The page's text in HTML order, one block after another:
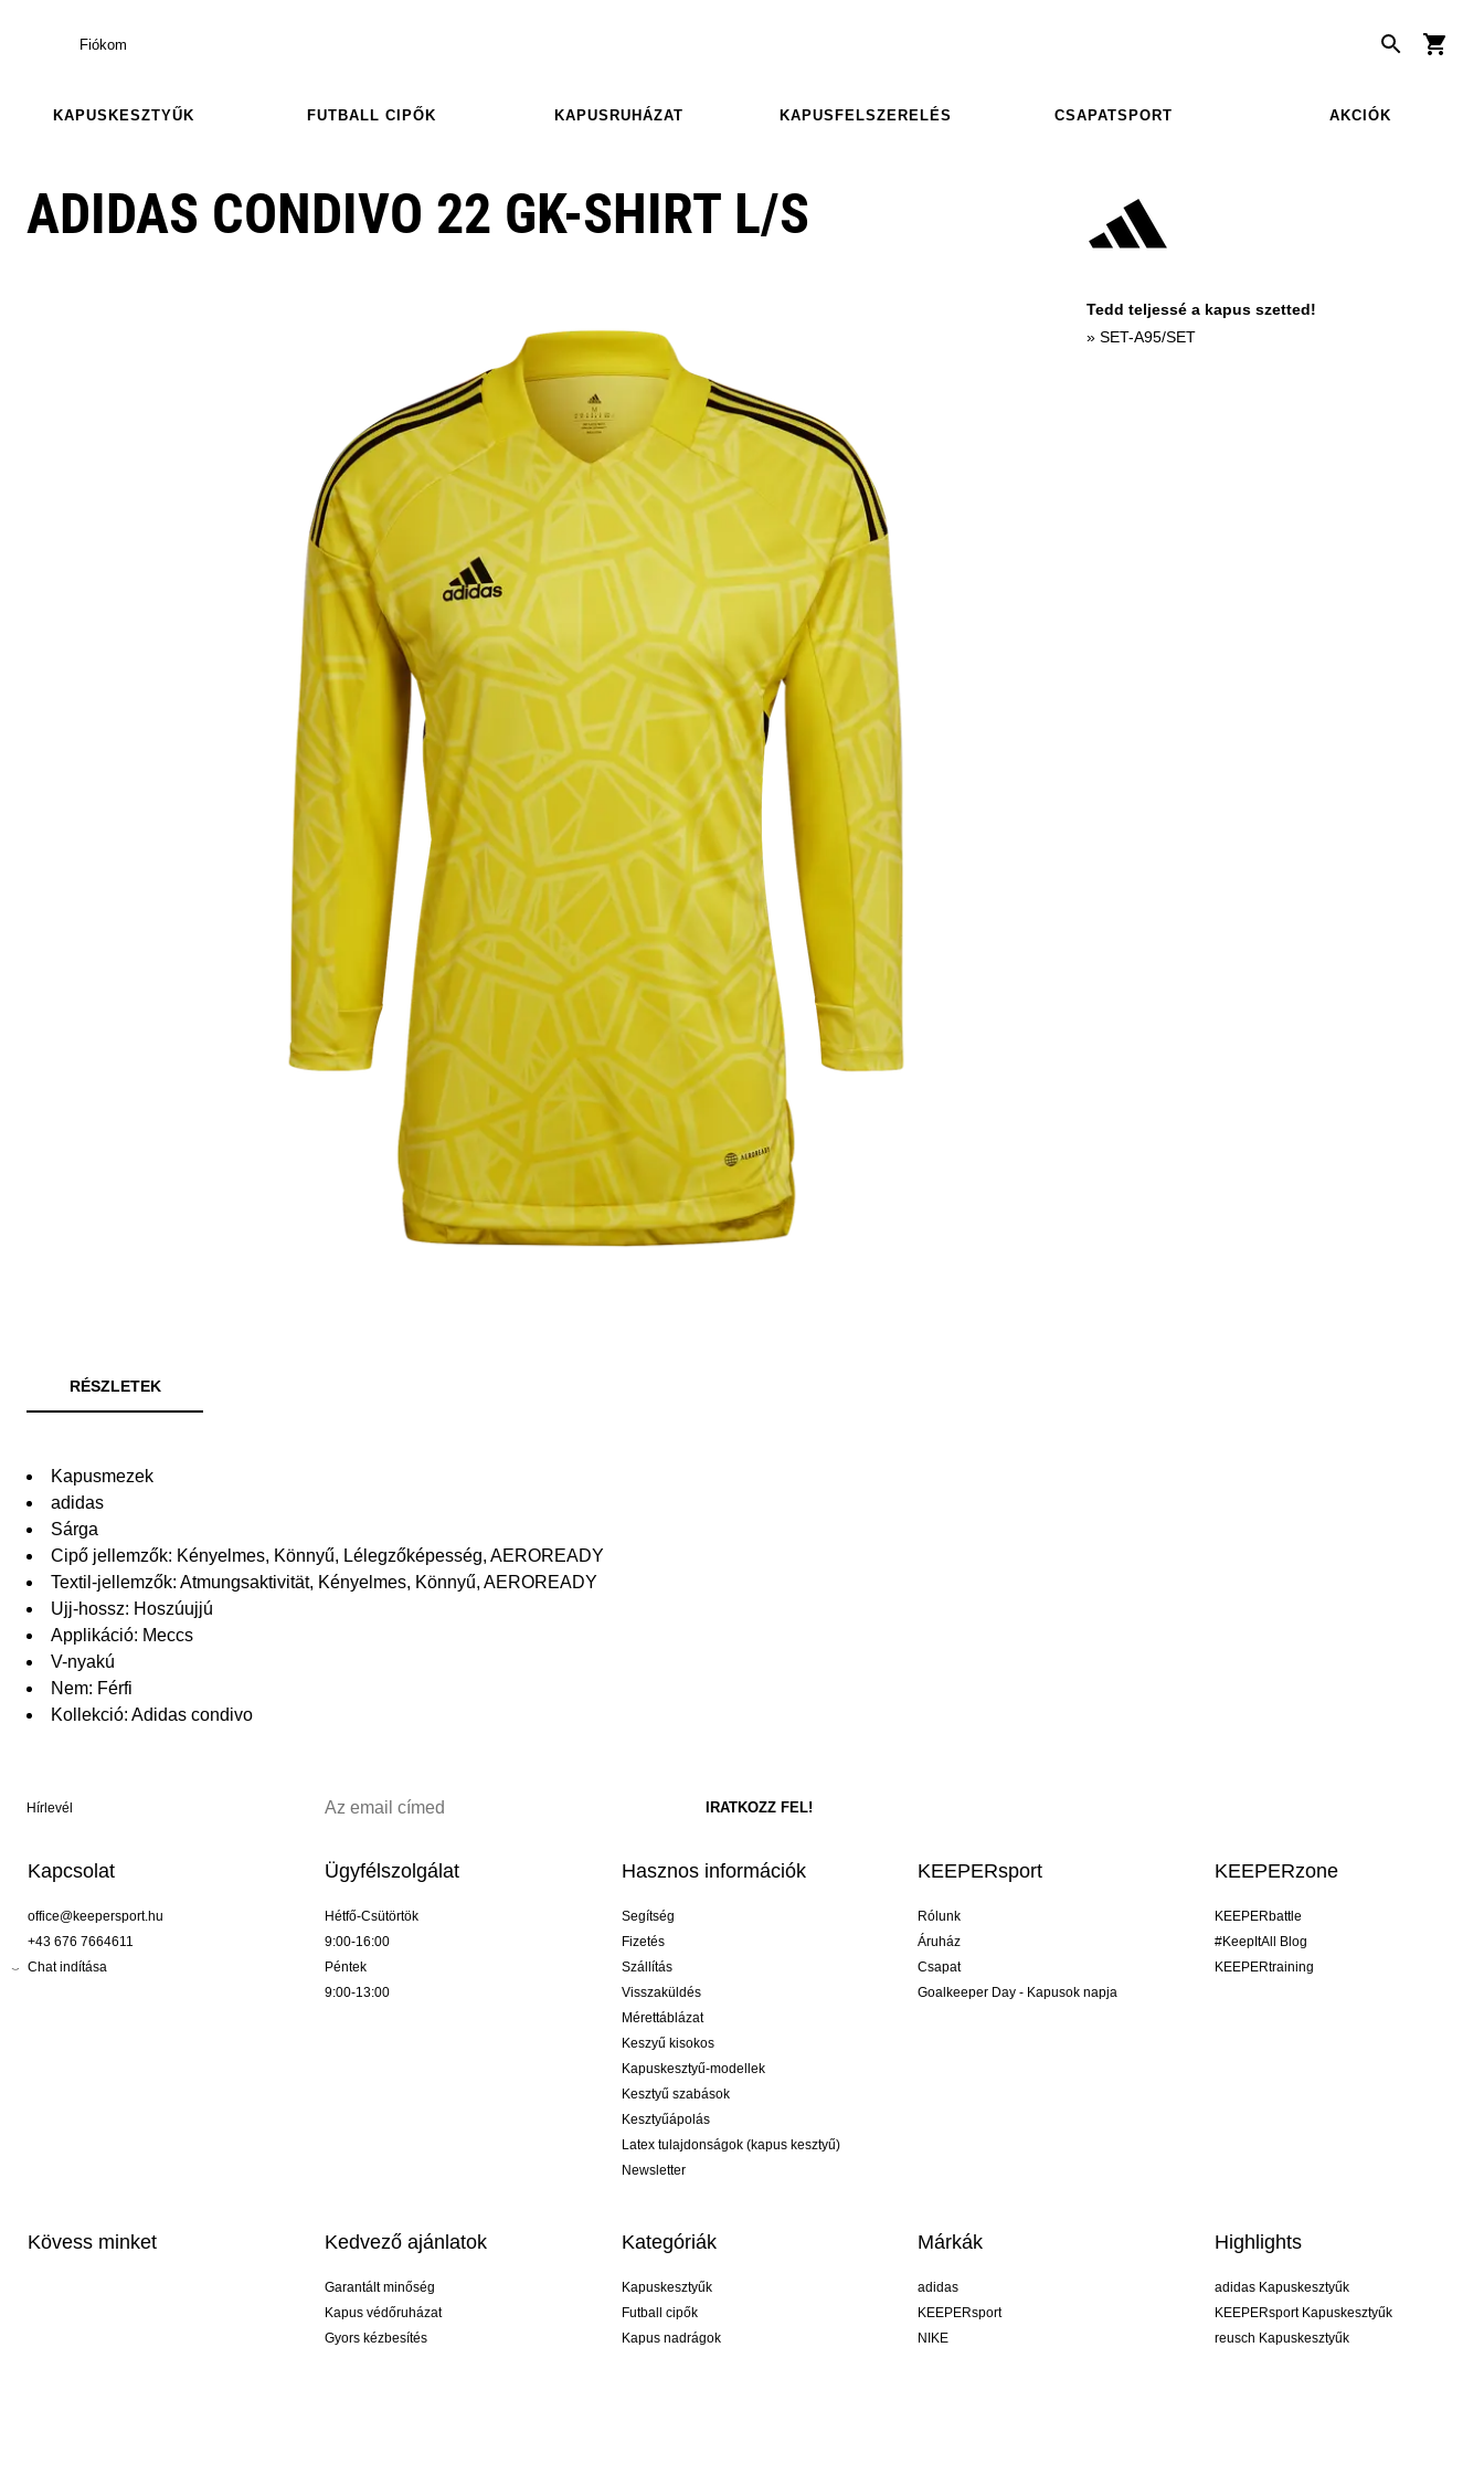
Fiókom
KAPUSKESZTYŰK FUTBALL CIPŐK KAPUSRUHÁZAT KAPUSFELSZERELÉS CSAPATSPORT AKCIÓK
ADIDAS CONDIVO 22 GK-SHIRT L/S
Tedd teljessé a kapus szetted!
» SET-A95/SET
RÉSZLETEK
Kapusmezek
adidas
Sárga
Cipő jellemzők: Kényelmes, Könnyű, Lélegzőképesség, AEROREADY
Textil-jellemzők: Atmungsaktivität, Kényelmes, Könnyű, AEROREADY
Ujj-hossz: Hoszúujjú
Applikáció: Meccs
V-nyakú
Nem: Férfi
Kollekció: Adidas condivo
Hírlevél
Kapcsolat
office@keepersport.hu
+43 676 7664611
Chat indítása
Ügyfélszolgálat
Hétfő-Csütörtök
9:00-16:00
Péntek
9:00-13:00
Hasznos információk
Segítség
Fizetés
Szállítás
Visszaküldés
Mérettáblázat
Keszyű kisokos
Kapuskesztyű-modellek
Kesztyű szabások
Kesztyűápolás
Latex tulajdonságok (kapus kesztyű)
Newsletter
KEEPERsport
Rólunk
Áruház
Csapat
Goalkeeper Day - Kapusok napja
KEEPERzone
KEEPERbattle
#KeepItAll Blog
KEEPERtraining
Kövess minket Kedvező ajánlatok
Garantált minőség
Kapus védőruházat
Gyors kézbesítés
Kategóriák
Kapuskesztyűk
Futball cipők
Kapus nadrágok
Márkák
adidas
KEEPERsport
NIKE
Highlights
adidas Kapuskesztyűk
KEEPERsport Kapuskesztyűk
reusch Kapuskesztyűk